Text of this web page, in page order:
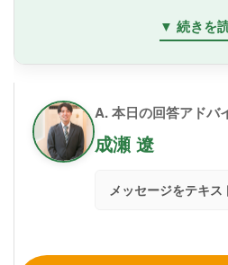
▼ 続きを
A. 本日の回答アドバ
成瀬 遼
メッセージをテキス